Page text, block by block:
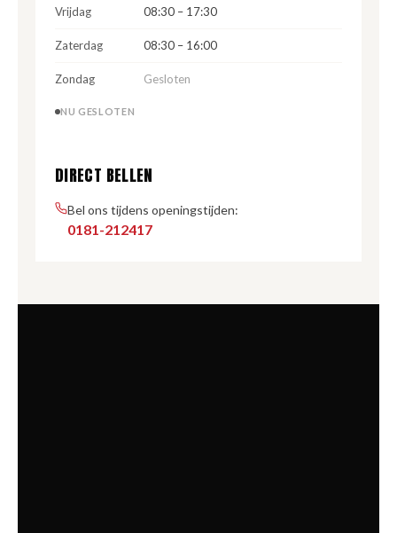
Vrijdag 08:30 – 17:30
Zaterdag 08:30 – 16:00
Zondag Gesloten
NU GESLOTEN
DIRECT BELLEN
Bel ons tijdens openingstijden:
0181-212417